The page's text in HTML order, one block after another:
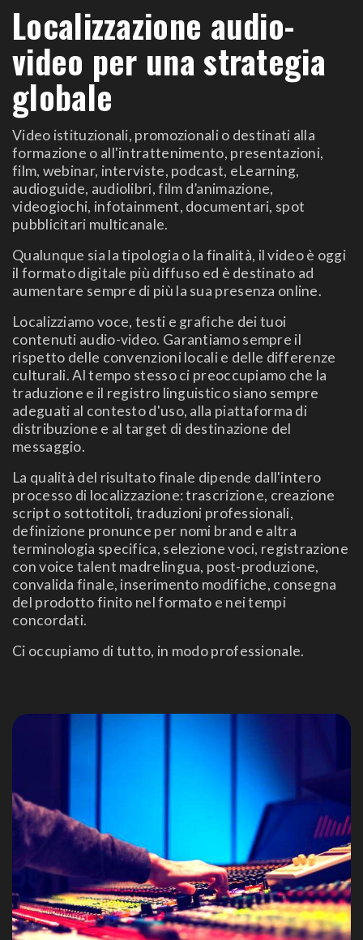
Localizzazione audio-
video per una strategia
globale
Video istituzionali, promozionali o destinati alla
formazione o all'intrattenimento, presentazioni,
film, webinar, interviste, podcast, eLearning,
audioguide, audiolibri, film d’animazione,
videogiochi, infotainment, documentari, spot
pubblicitari multicanale.
Qualunque sia la tipologia o la finalità, il video è oggi
il formato digitale più diffuso ed è destinato ad
aumentare sempre di più la sua presenza online.
Localizziamo voce, testi e grafiche dei tuoi
contenuti audio-video. Garantiamo sempre il
rispetto delle convenzioni locali e delle differenze
culturali. Al tempo stesso ci preoccupiamo che la
traduzione e il registro linguistico siano sempre
adeguati al contesto d'uso, alla piattaforma di
distribuzione e al target di destinazione del
messaggio.
La qualità del risultato finale dipende dall'intero
processo di localizzazione: trascrizione, creazione
script o sottotitoli, traduzioni professionali,
definizione pronunce per nomi brand e altra
terminologia specifica, selezione voci, registrazione
con voice talent madrelingua, post-produzione,
convalida finale, inserimento modifiche, consegna
del prodotto finito nel formato e nei tempi
concordati.
Ci occupiamo di tutto, in modo professionale.